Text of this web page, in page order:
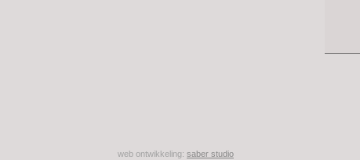
web ontwikkeling: saber studio